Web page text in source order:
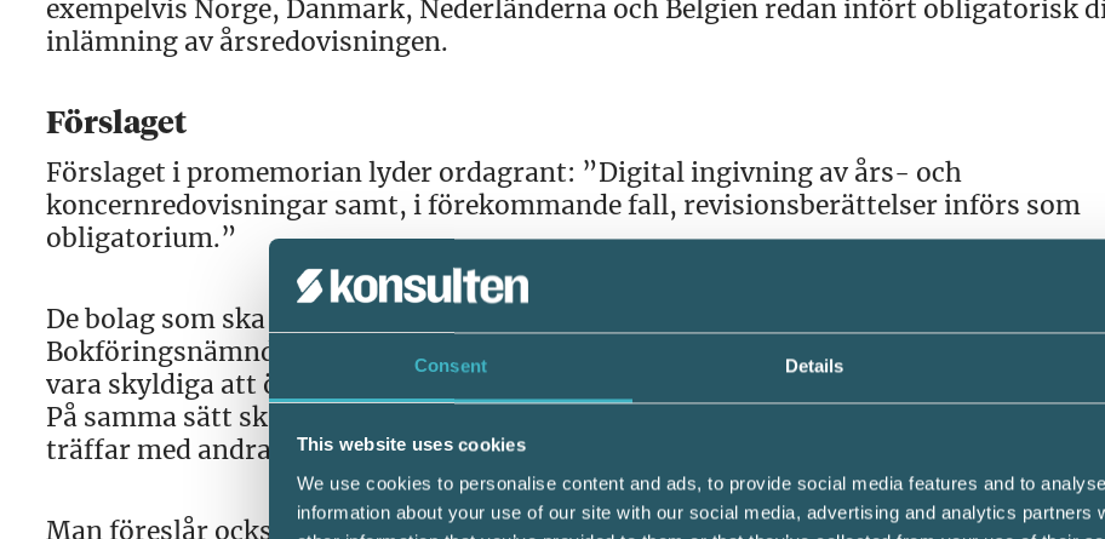
Consent Details
This website uses cookies
We use cookies to personalise content and ads, to provide social media features and to
information about your use of our site with our social media, advertising and analytics partners
exempelvis Norge, Danmark, Nederländerna och Belgien redan infört obligatorisk
inlämning av årsredovisningen.
Förslaget
Förslaget i promemorian lyder ordagrant: ”Digital ingivning av års- och
koncernredovisningar samt, i förekommande fall, revisionsberättelser införs som
obligatorium.”
De bolag som ska omfattas av obligatoriet definieras: ”Aktiebolag som tillämpar
Bokföringsnämndens regelverk K2 eller K3 – med undantag för vissa dotterföretag
vara skyldiga att överföra sin års- och koncernredovisning elektroniskt till
På samma sätt ska även, i förekommande fall, revisionsberättelsen ges in.”
träffar med andra ord över 95 procent av landets företag.
Man föreslår också att det till en början ska vara möjligt att, kostnadsfritt, ansöka